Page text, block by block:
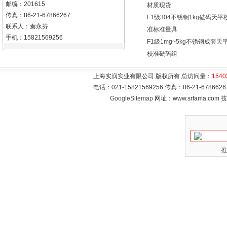
邮编：201615
传真：86-21-67866267
联系人：秦永芬
手机：15821569256
材质现货
F1级304不锈钢1kg砝码天平
准标准量具
F1级1mg~5kg不锈钢成套天
校准砝码组
上海实润实业有限公司 版权所有 总访问量：
电话：021-15821569256 传真：86-21-
GoogleSitemap网址：www.srfama.com